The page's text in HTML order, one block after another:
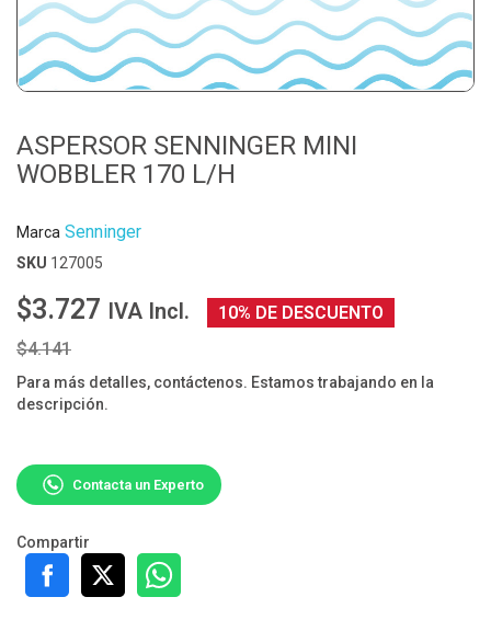
ASPERSOR SENNINGER MINI
WOBBLER 170 L/H
Marca Senninger
SKU 127005
$3.727 IVA Incl.
10% DE DESCUENTO
$4.141
Para más detalles, contáctenos. Estamos trabajando en la
descripción.
Contacta un Experto
Compartir